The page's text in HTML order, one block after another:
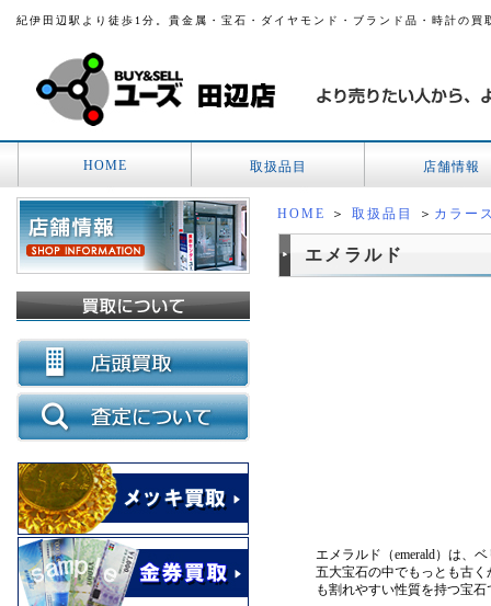
紀伊田辺駅より徒歩1分。貴金属・宝石・ダイヤモンド・ブランド品・時計の
HOME 取扱品目 店舗情報
HOME ＞ 取扱品目 ＞ カラー
エメラルド
エメラルド（emerald）は、
五大宝石の中でもっとも古
も割れやすい性質を持つ宝